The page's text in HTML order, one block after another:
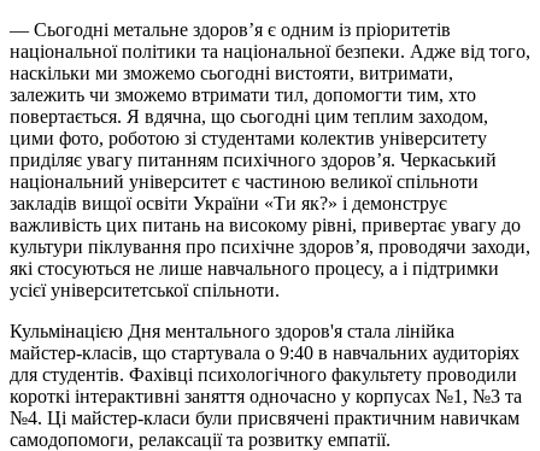
— Сьогодні метальне здоров’я є одним із пріоритетів
національної політики та національної безпеки. Адже від того,
наскільки ми зможемо сьогодні вистояти, витримати,
залежить чи зможемо втримати тил, допомогти тим, хто
повертається. Я вдячна, що сьогодні цим теплим заходом,
цими фото, роботою зі студентами колектив університету
приділяє увагу питанням психічного здоровʼя. Черкаський
національний університет є частиною великої спільноти
закладів вищої освіти України «Ти як?» і демонструє
важливість цих питань на високому рівні, привертає увагу до
культури піклування про психічне здоровʼя, проводячи заходи,
які стосуються не лише навчального процесу, а і підтримки
усієї університетської спільноти.
Кульмінацією Дня ментального здоров'я стала лінійка
майстер-класів, що стартувала о 9:40 в навчальних аудиторіях
для студентів. Фахівці психологічного факультету проводили
короткі інтерактивні заняття одночасно у корпусах №1, №3 та
№4. Ці майстер-класи були присвячені практичним навичкам
самодопомоги, релаксації та розвитку емпатії.